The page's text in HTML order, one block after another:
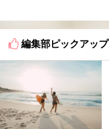
編集部ピックアップ